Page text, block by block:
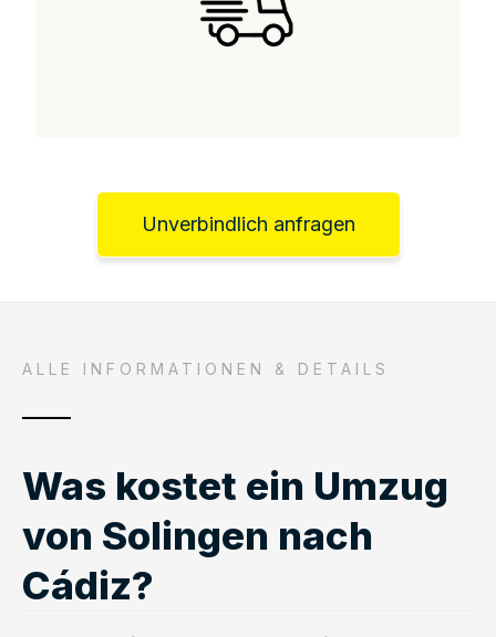
Unverbindlich anfragen
ALLE INFORMATIONEN & DETAILS
Was kostet ein Umzug
von Solingen nach
Cádiz?